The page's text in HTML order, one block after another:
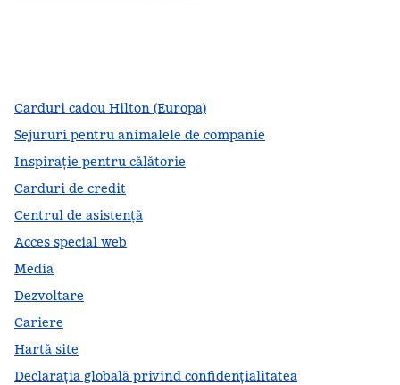
Carduri cadou Hilton (Europa)
Sejururi pentru animalele de companie
Inspirație pentru călătorie
Carduri de credit
Centrul de asistență
Acces special web
Media
Dezvoltare
Cariere
Hartă site
Declarația globală privind confidenţialitatea